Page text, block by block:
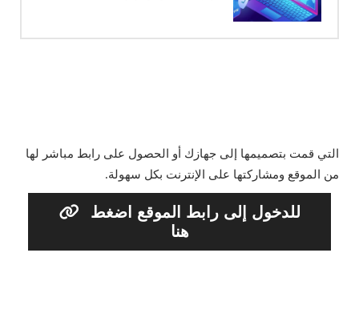
التي قمت بتصميمها إلى جهازك أو الحصول على رابط مباشر لها
من الموقع ومشاركتها على الإنترنت بكل سهولة.
للدخول إلى رابط الموقع اضغط
هنا